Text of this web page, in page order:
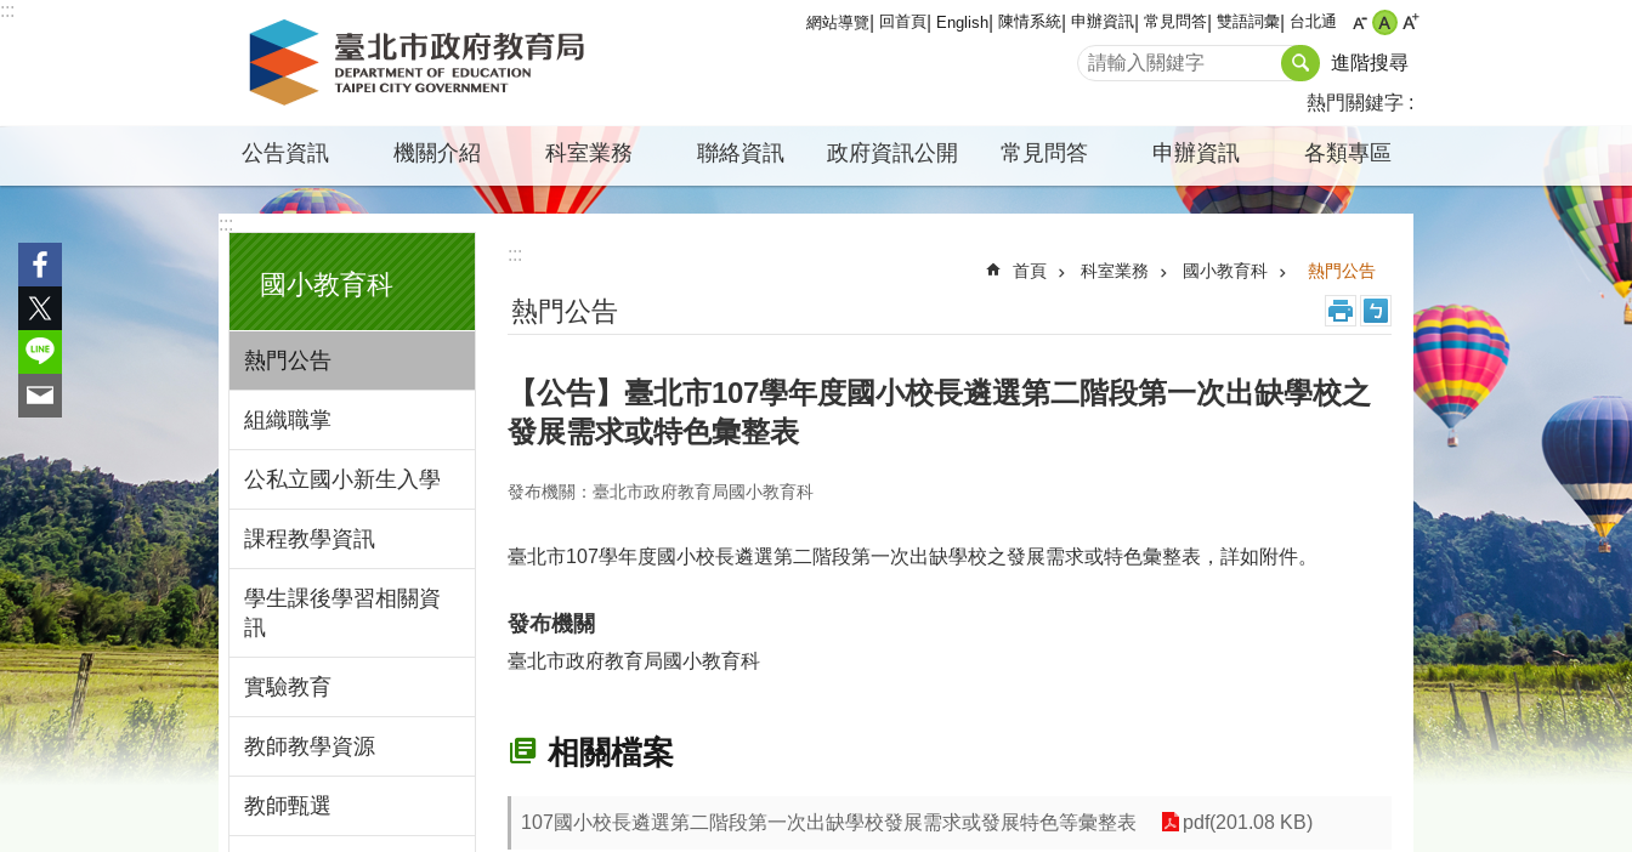
跳到主要內容區塊
:::
網站導覽 回首頁 English 陳情系統 申辦資訊 常見問答 雙語詞彙 台北通
進階搜尋
熱門關鍵字
公告資訊 機關介紹 科室業務 聯絡資訊 政府資訊公開 常見問答 申辦資訊 各類專區
:::
國小教育科
熱門公告
組織職掌
公私立國小新生入學
課程教學資訊
學生課後學習相關資
訊
實驗教育
教師教學資源
教師甄選
:::
首頁 科室業務 國小教育科 熱門公告
熱門公告
【公告】臺北市107學年度國小校長遴選第二階段第一次出缺學校之
發展需求或特色彙整表
發布機關：臺北市政府教育局國小教育科
臺北市107學年度國小校長遴選第二階段第一次出缺學校之發展需求或特色彙整表，詳如附件。
發布機關
臺北市政府教育局國小教育科
相關檔案
107國小校長遴選第二階段第一次出缺學校發展需求或發展特色等彙整表 pdf(201.08 KB)